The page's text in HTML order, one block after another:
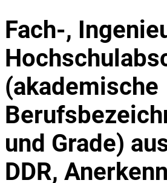
Fach-,
(akademische
und Grade)
DDR,